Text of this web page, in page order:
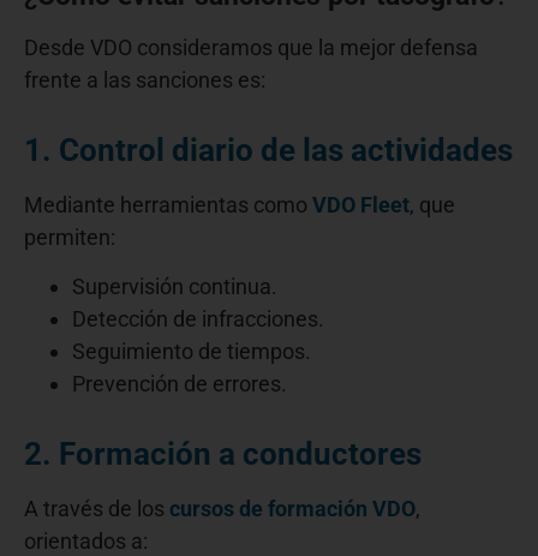
Desde VDO consideramos que la mejor defensa
frente a las sanciones es:
1. Control diario de las actividades
Mediante herramientas como VDO Fleet, que
permiten:
Supervisión continua.
Detección de infracciones.
Seguimiento de tiempos.
Prevención de errores.
2. Formación a conductores
A través de los cursos de formación VDO,
orientados a: